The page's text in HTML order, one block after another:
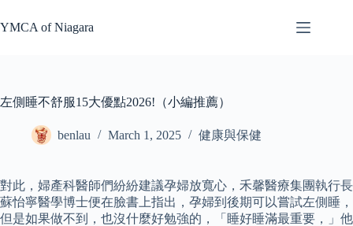
to
content
YMCA of Niagara
左側睡不舒服15大優點2026!（小編推薦）
benlau March 1, 2025 健康與保健
對此，婦產科醫師們紛紛建議孕婦放寬心，禾馨醫療集團執行長
蘇怡寧醫學博士便在臉書上指出，孕婦到後期可以嘗試左側睡，
但是如果做不到，也沒什麼好勉強的，「睡好睡滿最重要，」他